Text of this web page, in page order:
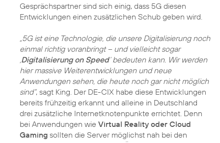
Gesprächspartner sind sich einig, dass 5G diesen
Entwicklungen einen zusätzlichen Schub geben wird.
„5G ist eine Technologie, die unsere Digitalisierung noch
einmal richtig voranbringt – und vielleicht sogar
‚Digitalisierung on Speed‘ bedeuten kann. Wir werden
hier massive Weiterentwicklungen und neue
Anwendungen sehen, die heute noch gar nicht möglich
sind“, sagt King. Der DE-CIX habe diese Entwicklungen
bereits frühzeitig erkannt und alleine in Deutschland
drei zusätzliche Internetknotenpunkte errichtet. Denn
bei Anwendungen wie Virtual Reality oder Cloud
Gaming sollten die Server möglichst nah bei den